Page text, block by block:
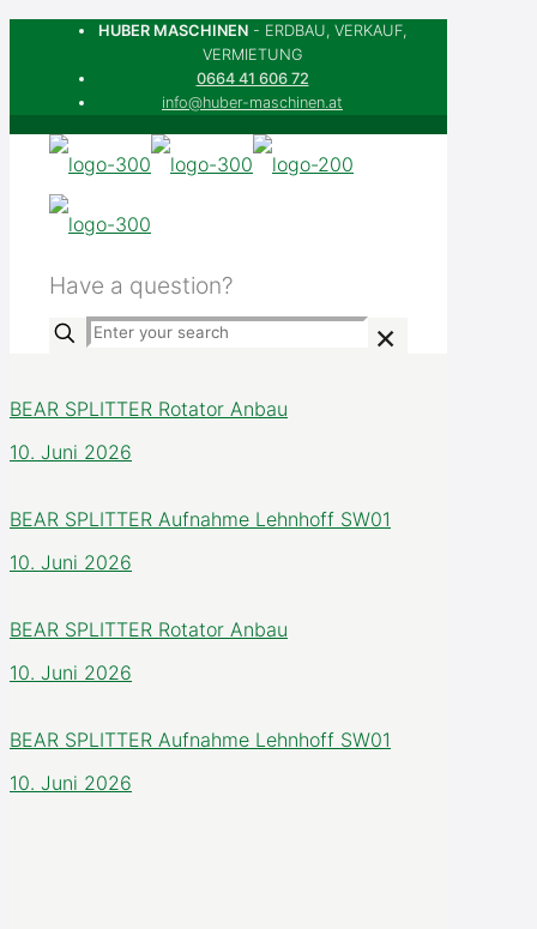
HUBER MASCHINEN - ERDBAU, VERKAUF,
VERMIETUNG
0664 41 606 72
info@huber-maschinen.at
Have a question?
✕
BEAR SPLITTER Rotator Anbau
10. Juni 2026
BEAR SPLITTER Aufnahme Lehnhoff SW01
10. Juni 2026
BEAR SPLITTER Rotator Anbau
10. Juni 2026
BEAR SPLITTER Aufnahme Lehnhoff SW01
10. Juni 2026